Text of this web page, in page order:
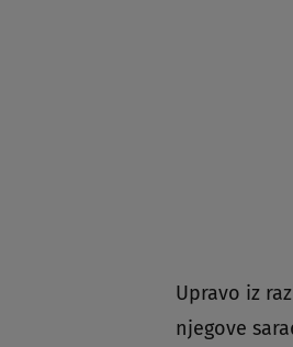
Upravo iz
njegove